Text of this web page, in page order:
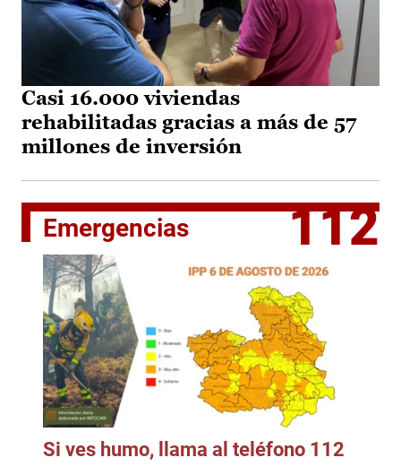
Casi 16.000 viviendas
rehabilitadas gracias a más de 57
millones de inversión
Emergencias 112
Si ves humo, llama al teléfono 112